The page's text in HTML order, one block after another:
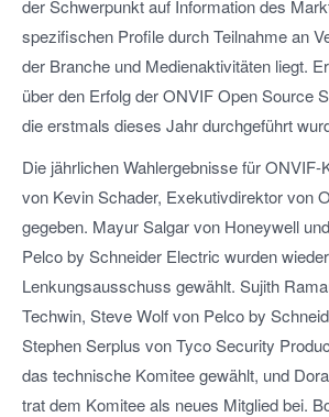
der Schwerpunkt auf Information des
spezifischen Profile durch Teilnahme an
der Branche und Medienaktivitäten liegt.
über den Erfolg der ONVIF Open Source
die erstmals dieses Jahr durchgeführt
Die jährlichen Wahlergebnisse für
von Kevin Schader, Exekutivdirektor von
gegeben. Mayur Salgar von Honeywell
Pelco by Schneider Electric wurden
Lenkungsausschuss gewählt. Sujith
Techwin, Steve Wolf von Pelco by
Stephen Serplus von Tyco Security
das technische Komitee gewählt, und
trat dem Komitee als neues Mitglied bei.